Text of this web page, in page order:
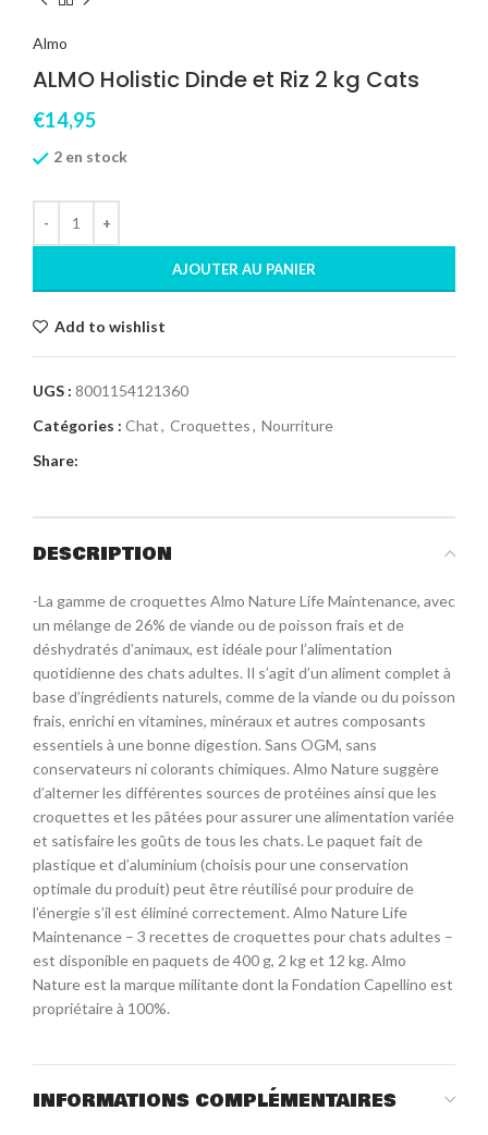
Almo
ALMO Holistic Dinde et Riz 2 kg Cats
€14,95
2 en stock
AJOUTER AU PANIER
Add to wishlist
UGS : 8001154121360
Catégories : Chat, Croquettes, Nourriture
Share:
DESCRIPTION
-La gamme de croquettes Almo Nature Life Maintenance, avec
un mélange de 26% de viande ou de poisson frais et de
déshydratés d’animaux, est idéale pour l’alimentation
quotidienne des chats adultes. Il s’agit d’un aliment complet à
base d’ingrédients naturels, comme de la viande ou du poisson
frais, enrichi en vitamines, minéraux et autres composants
essentiels à une bonne digestion. Sans OGM, sans
conservateurs ni colorants chimiques. Almo Nature suggère
d’alterner les différentes sources de protéines ainsi que les
croquettes et les pâtées pour assurer une alimentation variée
et satisfaire les goûts de tous les chats. Le paquet fait de
plastique et d’aluminium (choisis pour une conservation
optimale du produit) peut être réutilisé pour produire de
l’énergie s’il est éliminé correctement. Almo Nature Life
Maintenance – 3 recettes de croquettes pour chats adultes –
est disponible en paquets de 400 g, 2 kg et 12 kg. Almo
Nature est la marque militante dont la Fondation Capellino est
propriétaire à 100%.
INFORMATIONS COMPLÉMENTAIRES